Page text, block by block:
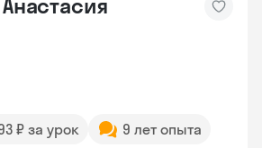
Анастасия
₽ за урок
9 лет опыта